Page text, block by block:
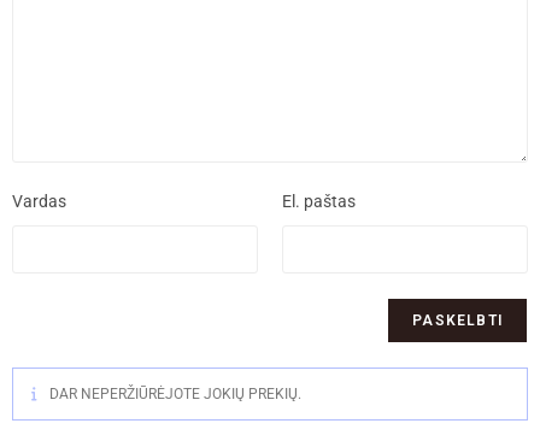
Vardas El. paštas
DAR NEPERŽIŪRĖJOTE JOKIŲ PREKIŲ.